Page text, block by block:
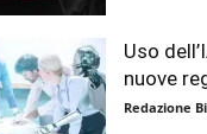
Uso
nuove
Redazione